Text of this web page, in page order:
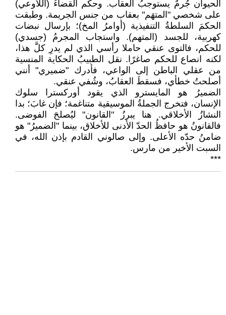
الحيوان جُرمٌ يستوجبُ العقاب. وحكم القضاءُ (اللاوعي)
على شخصي "المتهَم" بعقاب من جنس الجريمة. وطبقت
الحكمَ السلطةُ التنفيذية (أوامرُ المخ)؛ بإرسال نبضات
كهربية، للجسد (المتهم). واستجاب المجرمُ (جسدي)
للحكم، فالتوى عنقي حاملا رأسي الذي لم يدرِ كلَّ هذا،
لكنه انصاع للحكم صاغرًا. نقل الطبيبُ الحكاية المنسية
من عقلي الباطن إلى الواعي، فأدرك "ضميري" أنني
أصلحتُ خطأي، فسقطَ العقابُ، وشُفي عنقي.
الضميرُ هو المايسترو الذي يقود أوركسترا سلوك
الإنسان، فتخرج الجملةُ الموسيقية متناغمة؛ فإن غابَ؛ بدا
النشازُ الأخلاقي. هنا يبرزُ "القانون" ليُصلحَ الفوضى.
فالقانونُ هو حافظُ الحدّ الأدنى للأخلاق، بينما "الضميرُ" هو
ضامنُ حدّه الأعلى. وإلى صالوني القادم بإذن الله، في
السبت الأخير من مارس.
***